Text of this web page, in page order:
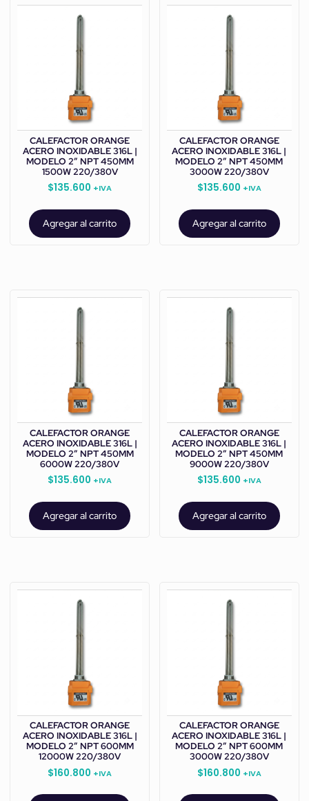
CALEFACTOR ORANGE
ACERO INOXIDABLE 316L |
MODELO 2” NPT 450MM
1500W 220/380V
$135.600 +IVA
Agregar al carrito
CALEFACTOR ORANGE
ACERO INOXIDABLE 316L |
MODELO 2” NPT 450MM
3000W 220/380V
$135.600 +IVA
Agregar al carrito
CALEFACTOR ORANGE
ACERO INOXIDABLE 316L |
MODELO 2” NPT 450MM
6000W 220/380V
$135.600 +IVA
Agregar al carrito
CALEFACTOR ORANGE
ACERO INOXIDABLE 316L |
MODELO 2” NPT 450MM
9000W 220/380V
$135.600 +IVA
Agregar al carrito
CALEFACTOR ORANGE
ACERO INOXIDABLE 316L |
MODELO 2” NPT 600MM
12000W 220/380V
$160.800 +IVA
CALEFACTOR ORANGE
ACERO INOXIDABLE 316L |
MODELO 2” NPT 600MM
3000W 220/380V
$160.800 +IVA